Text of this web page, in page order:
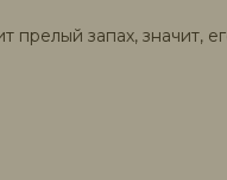
запах, значит,